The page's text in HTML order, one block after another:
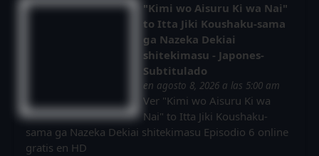
"Kimi wo Aisuru Ki wa Nai"
to Itta Jiki Koushaku-sama
ga Nazeka Dekiai
shitekimasu - Japones-
Subtitulado
en agosto 8, 2026 a las 5:00 am
Ver "Kimi wo Aisuru Ki wa
Nai" to Itta Jiki Koushaku-
sama ga Nazeka Dekiai shitekimasu Episodio 6 online
gratis en HD